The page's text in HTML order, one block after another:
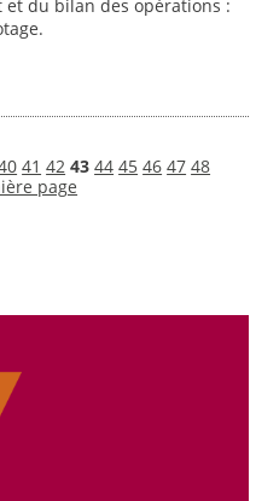
et du bilan des opérations :
41 42 43 44 45 46 47 48
page